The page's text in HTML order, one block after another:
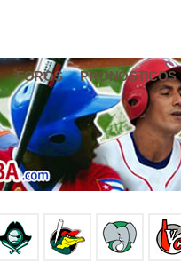
FOROS PRONÓSTICOS